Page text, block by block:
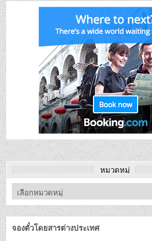
หมวดหมู่
จองตั๋วโดยสารต่างประเทศ